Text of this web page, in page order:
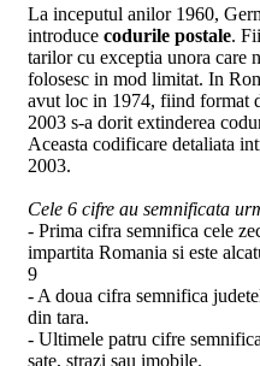
La inceputul anilor 1960,
introduce codurile postale.
tarilor cu exceptia unora care
folosesc in mod limitat. In
avut loc in 1974, fiind format
2003 s-a dorit extinderea
Aceasta codificare detaliata
2003.
Cele 6 cifre au semnificata
- Prima cifra semnifica cele
impartita Romania si este
9
- A doua cifra semnifica
din tara.
- Ultimele patru cifre
sate, strazi sau imobile.